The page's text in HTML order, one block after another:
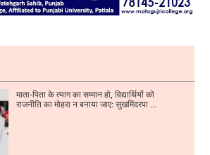
माता-पिता के त्याग का सम्मान हो, विद्यार्थियों को
राजनीति का मोहरा न बनाया जाए: सुखमिंदरपा ...